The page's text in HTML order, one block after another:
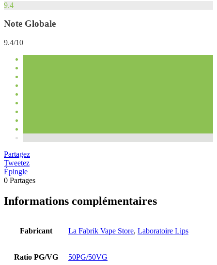
9.4
Note Globale
9.4/10
Partagez
Tweetez
Épingle
0 Partages
Informations complémentaires
Fabricant La Fabrik Vape Store, Laboratoire Lips
Ratio PG/VG 50PG/50VG